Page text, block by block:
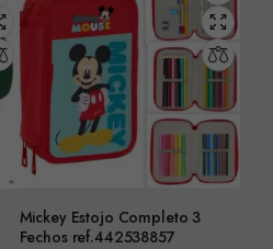
Mickey Estojo Completo 3
Fechos ref.442538857